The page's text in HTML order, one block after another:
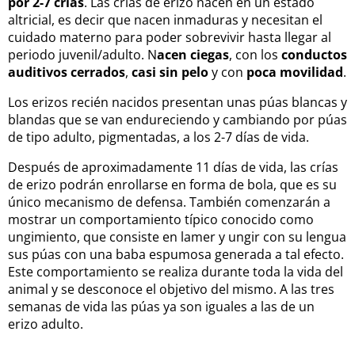
altricial, es decir que nacen inmaduras y necesitan el
cuidado materno para poder sobrevivir hasta llegar al
periodo juvenil/adulto. Nacen ciegas, con los conductos
auditivos cerrados, casi sin peloy con poca movilidad.
Los erizos recién nacidos presentan unas púas blancas y
blandas que se van endureciendo y cambiando por púas
de tipo adulto, pigmentadas, a los 2-7 días de vida.
Después de aproximadamente 11 días de vida, las crías
de erizo podrán enrollarse en forma de bola, que es su
único mecanismo de defensa. También comenzarán a
mostrar un comportamiento típico conocido como
ungimiento, que consiste en lamer y ungir con su lengua
sus púas con una baba espumosa generada a tal efecto.
Este comportamiento se realiza durante toda la vida del
animal y se desconoce el objetivo del mismo. A las tres
semanas de vida las púas ya son iguales a las de un
erizo adulto.